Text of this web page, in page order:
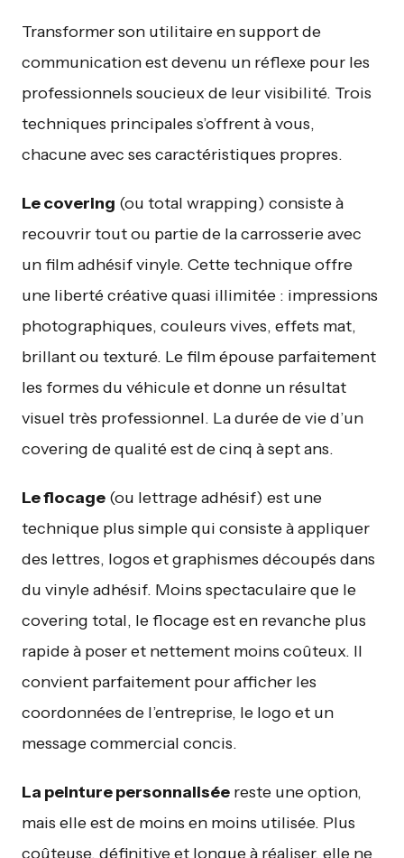
Transformer son utilitaire en support de
communication est devenu un réflexe pour les
professionnels soucieux de leur visibilité. Trois
techniques principales s’offrent à vous,
chacune avec ses caractéristiques propres.
Le covering (ou total wrapping) consiste à
recouvrir tout ou partie de la carrosserie avec
un film adhésif vinyle. Cette technique offre
une liberté créative quasi illimitée : impressions
photographiques, couleurs vives, effets mat,
brillant ou texturé. Le film épouse parfaitement
les formes du véhicule et donne un résultat
visuel très professionnel. La durée de vie d’un
covering de qualité est de cinq à sept ans.
Le flocage (ou lettrage adhésif) est une
technique plus simple qui consiste à appliquer
des lettres, logos et graphismes découpés dans
du vinyle adhésif. Moins spectaculaire que le
covering total, le flocage est en revanche plus
rapide à poser et nettement moins coûteux. Il
convient parfaitement pour afficher les
coordonnées de l’entreprise, le logo et un
message commercial concis.
La peinture personnalisée reste une option,
mais elle est de moins en moins utilisée. Plus
coûteuse, définitive et longue à réaliser, elle ne